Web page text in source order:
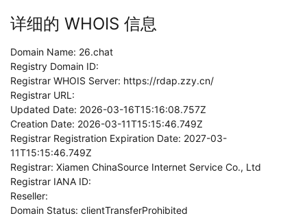
详细的 WHOIS 信息
Domain Name: 26.chat
Registry Domain ID:
Registrar WHOIS Server: https://rdap.zzy.cn/
Registrar URL:
Updated Date: 2026-03-16T15:16:08.757Z
Creation Date: 2026-03-11T15:15:46.749Z
Registrar Registration Expiration Date: 2027-03-
11T15:15:46.749Z
Registrar: Xiamen ChinaSource Internet Service Co., Ltd
Registrar IANA ID:
Reseller:
Domain Status: clientTransferProhibited